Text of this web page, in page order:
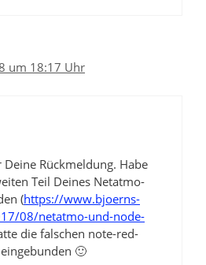
um 18:17 Uhr
Rückmeldung. Habe
Teil Deines Netatmo-
(https://www.bjoerns-
08/netatmo-und-node-
die falschen note-red-
🙂